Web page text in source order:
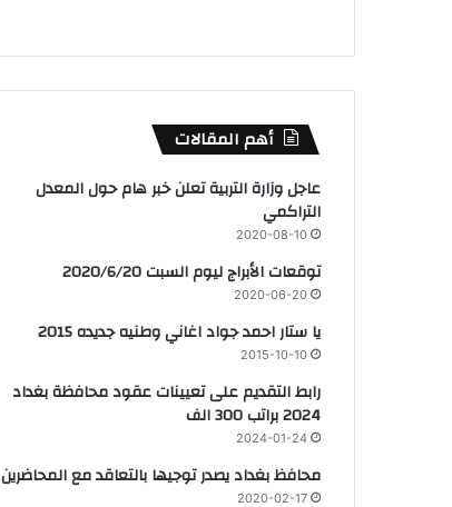
أهم المقالات
عاجل وزارة التربية تعلن خبر هام حول المعدل
التراكمي
2020-08-10
توقعات الأبراج ليوم السبت 2020/6/20
2020-06-20
يا ستار احمد جواد اغاني وطنيه جديده 2015
2015-10-10
رابط التقديم على تعيينات عقود محافظة بغداد
2024 براتب 300 الف
2024-01-24
محافظ بغداد يصدر توجيها بالتعاقد مع المحاضرين
2020-02-17